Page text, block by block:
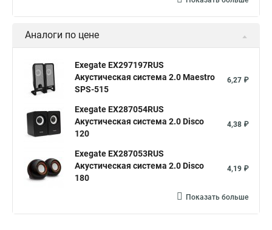
Аналоги по цене
Exegate EX297197RUS
Акустическая система 2.0 Maestro
SPS-515
6,27 ₽
Exegate EX287054RUS
Акустическая система 2.0 Disco
120
4,38 ₽
Exegate EX287053RUS
Акустическая система 2.0 Disco
180
4,19 ₽
Показать больше